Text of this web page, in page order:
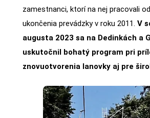
zamestnanci, ktorí na nej pracovali
ukončenia prevádzky v roku 2011. V
augusta 2023 sa na Dedinkách a
uskutočnil bohatý program pri
znovuotvorenia lanovky aj pre